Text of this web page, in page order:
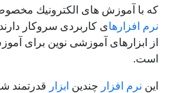
که با آموزش های الكترونیك
نرم افزارهای كاربردی سروکار
از ابزارهای آموزشی نوین برای
است.
این نرم افزار چندین ابزار قدرتمند